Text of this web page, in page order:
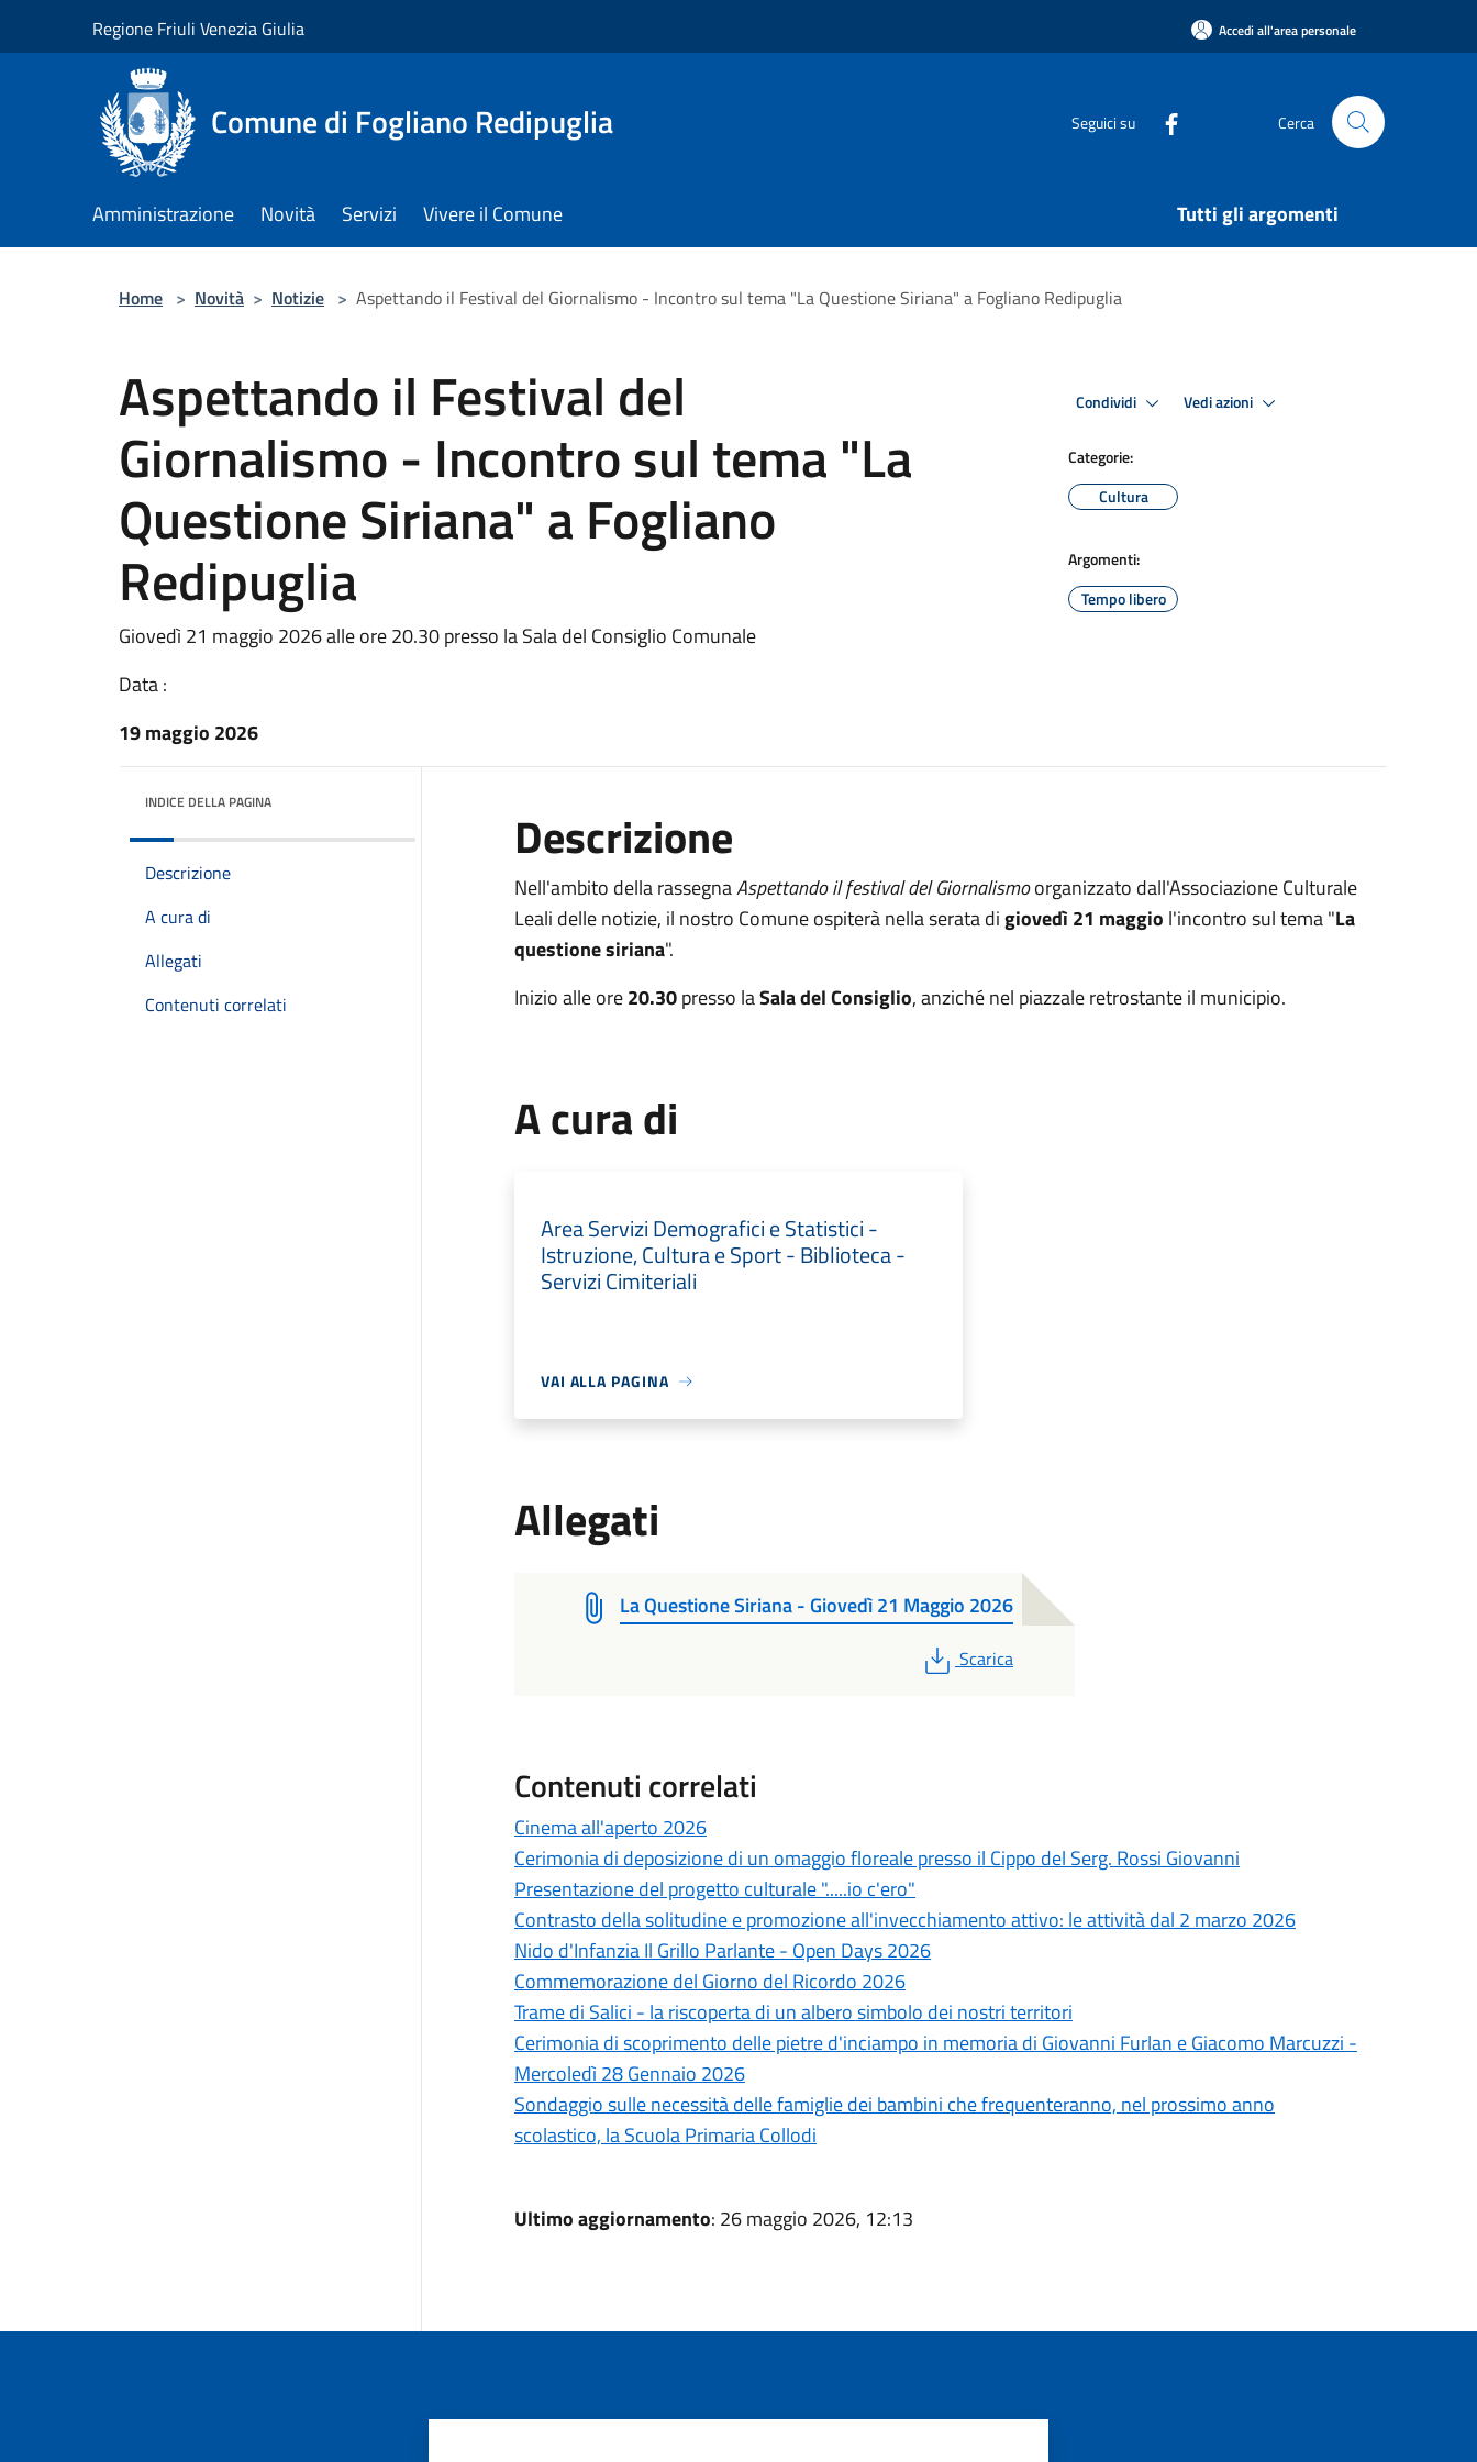
Regione Friuli Venezia Giulia Accedi all'area personale
Comune di Fogliano Redipuglia Seguici su Cerca
Amministrazione Novità Servizi Vivere il Comune Tutti gli argomenti
Home > Novità > Notizie > Aspettando il Festival del Giornalismo - Incontro sul tema "La Questione Siriana" a Fogliano Redipuglia
Aspettando il Festival del
Giornalismo - Incontro sul tema "La
Questione Siriana" a Fogliano
Redipuglia
Giovedì 21 maggio 2026 alle ore 20.30 presso la Sala del Consiglio Comunale
Data :
19 maggio 2026
Condividi Vedi azioni
Categorie:
Cultura
Argomenti:
Tempo libero
INDICE DELLA PAGINA
Descrizione
A cura di
Allegati
Contenuti correlati
Descrizione
Nell'ambito della rassegnaAspettando il festival del Giornalismoorganizzato dall'Associazione Culturale
Leali delle notizie, il nostro Comune ospiterà nella serata digiovedì 21 maggio l'incontro sul tema "La
questione siriana".
Inizio alle ore20.30presso laSala del Consiglio, anziché nel piazzale retrostante il municipio.
A cura di
Area Servizi Demografici e Statistici -
Istruzione, Cultura e Sport - Biblioteca -
Servizi Cimiteriali
VAI ALLA PAGINA
Allegati
La Questione Siriana - Giovedì 21 Maggio 2026
PDF
Scarica
Contenuti correlati
Cinema all'aperto 2026
Cerimonia di deposizione di un omaggio floreale presso il Cippo del Serg. Rossi Giovanni
Presentazione del progetto culturale ".....io c'ero"
Contrasto della solitudine e promozione all'invecchiamento attivo: le attività dal 2 marzo 2026
Nido d'Infanzia Il Grillo Parlante - Open Days 2026
Commemorazione del Giorno del Ricordo 2026
Trame di Salici - la riscoperta di un albero simbolo dei nostri territori
Cerimonia di scoprimento delle pietre d'inciampo in memoria di Giovanni Furlan e Giacomo Marcuzzi -
Mercoledì 28 Gennaio 2026
Sondaggio sulle necessità delle famiglie dei bambini che frequenteranno, nel prossimo anno
scolastico, la Scuola Primaria Collodi
Ultimo aggiornamento: 26 maggio 2026, 12:13